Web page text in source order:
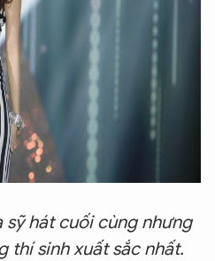
hát cuối cùng nhưng
thí sinh xuất sắc nhất.